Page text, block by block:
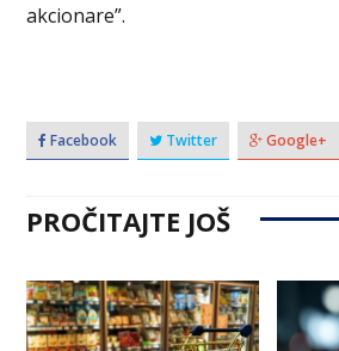
akcionare”.
Facebook Twitter Google+
PROČITAJTE JOŠ